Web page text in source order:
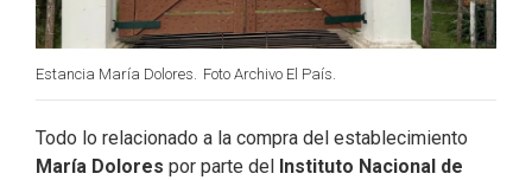
Estancia María Dolores. Foto Archivo El País.
Todo lo relacionado a la compra del establecimiento
María Dolores por parte del
Instituto Nacional de